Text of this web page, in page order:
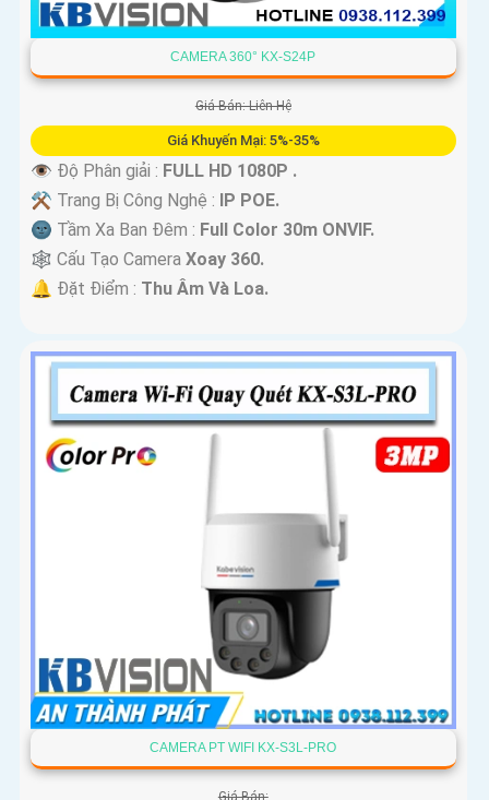
CAMERA 360° KX-S24P
Giá Bán: Liên Hệ
Giá Khuyến Mại: 5%-35%
👁 Độ Phân giải : FULL HD 1080P .
⚒ Trang Bị Công Nghệ : IP POE.
🌚 Tầm Xa Ban Đêm : Full Color 30m ONVIF.
🕸️ Cấu Tạo Camera Xoay 360.
️🔔 Đặt Điểm : Thu Âm Và Loa.
CAMERA PT WIFI KX-S3L-PRO
Giá Bán: